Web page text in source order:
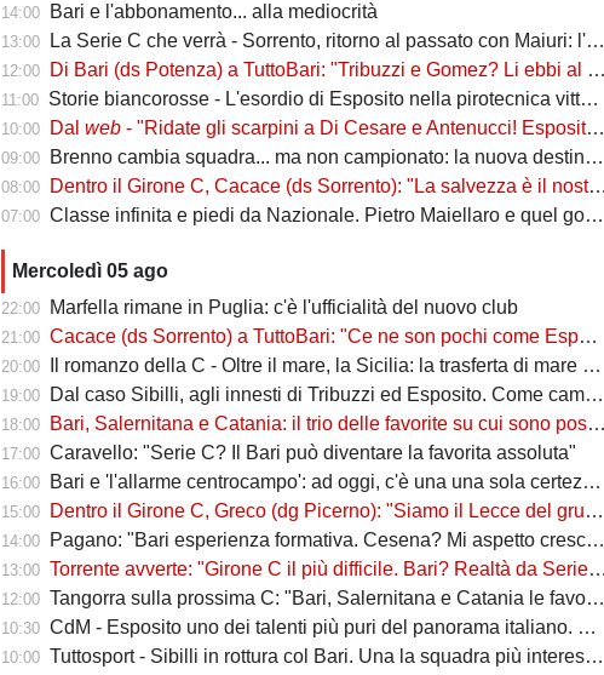
14:00 Bari e l'abbonamento... alla mediocrità
13:00 La Serie C che verrà - Sorrento, ritorno al passato con Maiuri: l'obiettivo è una salvezza senza affanni
12:00 Di Bari (ds Potenza) a TuttoBari: "Tribuzzi e Gomez? Li ebbi al Crotone. Alessio può fare più ruoli, Guido è una certezza"
11:00 Storie biancorosse - L'esordio di Esposito nella pirotecnica vittoria contro la Spal di De Rossi e Nainggolan
10:00 Dalweb - "Ridate gli scarpini a Di Cesare e Antenucci! Esposito? Forte, ma valorizziamo sempre giocatori del Napoli"
09:00 Brenno cambia squadra... ma non campionato: la nuova destinazione dell'ex Bari
08:00 Dentro il Girone C, Cacace (ds Sorrento): "La salvezza è il nostro scudetto, torniamo a casa dopo gennaio. Ecco la nostra forza"
07:00 Classe infinita e piedi da Nazionale. Pietro Maiellaro e quel gol da quaranta metri...
Mercoledì 05 ago
22:00 Marfella rimane in Puglia: c'è l'ufficialità del nuovo club
21:00 Cacace (ds Sorrento) a TuttoBari: "Ce ne son pochi come Esposito: ve lo presento. D'Ursi? Solo interesse"
20:00 Il romanzo della C - Oltre il mare, la Sicilia: la trasferta di mare e di vento
19:00 Dal caso Sibilli, agli innesti di Tribuzzi ed Esposito. Come cambia l’attacco
18:00 Bari, Salernitana e Catania: il trio delle favorite su cui sono poste le aspettative e gli obiettivi promozione
17:00 Caravello: "Serie C? Il Bari può diventare la favorita assoluta"
16:00 Bari e 'l'allarme centrocampo': ad oggi, c'è una una sola certezza (e mezza) nel reparto
15:00 Dentro il Girone C, Greco (dg Picerno): "Siamo il Lecce del gruppo, tra giovani e sostenibilità. Che impresa l'anno scorso!"
14:00 Pagano: "Bari esperienza formativa. Cesena? Mi aspetto crescita"
13:00 Torrente avverte: "Girone C il più difficile. Bari? Realtà da Serie A"
12:00 Tangorra sulla prossima C: "Bari, Salernitana e Catania le favorite. Subito dopo altre due"
10:30 CdM - Esposito uno dei talenti più puri del panorama italiano. Sibilli, Marino è furioso
10:00 Tuttosport - Sibilli in rottura col Bari. Una la squadra più interessata a ingaggiarlo